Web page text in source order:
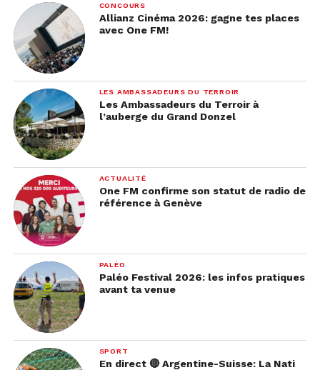
CONCOURS
Allianz Cinéma 2026: gagne tes places
avec One FM!
LES AMBASSADEURS DU TERROIR
Les Ambassadeurs du Terroir à
l’auberge du Grand Donzel
ACTUALITÉ
One FM confirme son statut de radio de
référence à Genève
PALÉO
Paléo Festival 2026: les infos pratiques
avant ta venue
SPORT
En direct 🔴 Argentine-Suisse: La Nati